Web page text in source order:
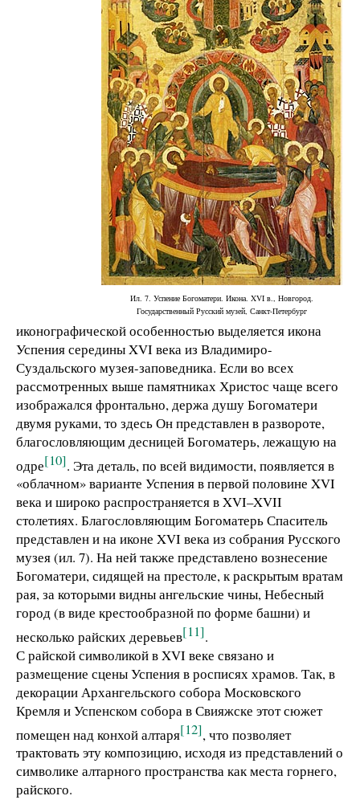
Ил. 7. Успение Богоматери. Икона. XVI в., Новгород.
Государственный Русский музей, Санкт-Петербург
иконографической особенностью выделяется икона
Успения середины XVI века из Владимиро-
Суздальского музея-заповедника. Если во всех
рассмотренных выше памятниках Христос чаще всего
изображался фронтально, держа душу Богоматери
двумя руками, то здесь Он представлен в развороте,
благословляющим десницей Богоматерь, лежащую на
одре[10]. Эта деталь, по всей видимости, появляется в
«облачном» варианте Успения в первой половине XVI
века и широко распространяется в XVI–XVII
столетиях. Благословляющим Богоматерь Спаситель
представлен и на иконе XVI века из собрания Русского
музея (ил. 7). На ней также представлено вознесение
Богоматери, сидящей на престоле, к раскрытым вратам
рая, за которыми видны ангельские чины, Небесный
город (в виде крестообразной по форме башни) и
несколько райских деревьев[11].
С райской символикой в XVI веке связано и
размещение сцены Успения в росписях храмов. Так, в
декорации Архангельского собора Московского
Кремля и Успенском собора в Свияжске этот сюжет
помещен над конхой алтаря[12], что позволяет
трактовать эту композицию, исходя из представлений о
символике алтарного пространства как места горнего,
райского.